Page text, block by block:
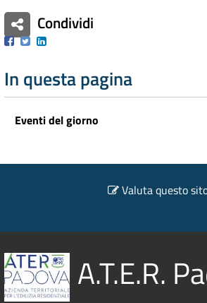
Condividi
Facebook
Twitter
In questa pagina
Eventi del giorno
Valuta questo
A.T.E.R.